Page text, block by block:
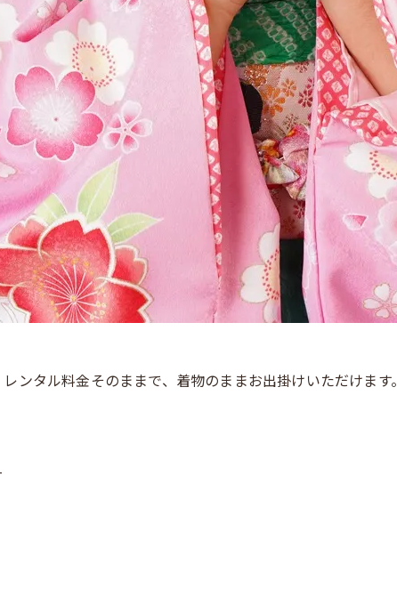
ンタル料金そのままで、着物のままお出掛けいただけます。